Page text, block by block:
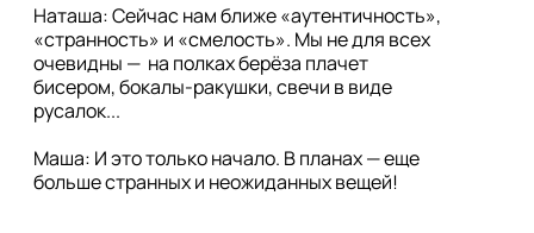
Наташа: Сейчас нам ближе «аутентичность»,
«странность» и «смелость». Мы не для всех
очевидны —  на полках берёза плачет
бисером, бокалы-ракушки, свечи в виде
русалок...
Маша: И это только начало. В планах — еще